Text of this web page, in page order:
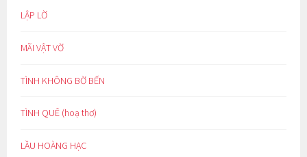
LẬP LỜ
MÃI VẬT VỜ
TÌNH KHÔNG BỜ BẾN
TÌNH QUÊ (hoạ thơ)
LẦU HOÀNG HẠC